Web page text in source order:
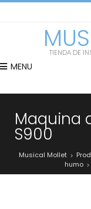
TIENDA DE
MENU
Maquina
S900
Musical Mollet >
humo >